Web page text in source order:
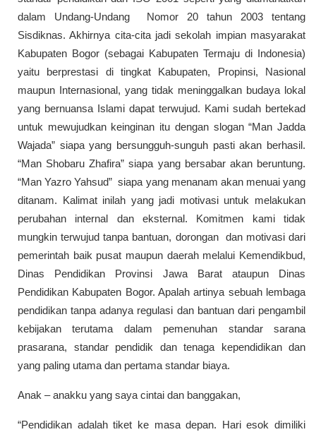
dalam Undang-Undang Nomor 20 tahun 2003 tentang
Sisdiknas. Akhirnya cita-cita jadi sekolah impian masyarakat
Kabupaten Bogor (sebagai Kabupaten Termaju di Indonesia)
yaitu berprestasi di tingkat Kabupaten, Propinsi, Nasional
maupun Internasional, yang tidak meninggalkan budaya lokal
yang bernuansa Islami dapat terwujud. Kami sudah bertekad
untuk mewujudkan keinginan itu dengan slogan “Man Jadda
Wajada” siapa yang bersungguh-sunguh pasti akan berhasil.
“Man Shobaru Zhafira” siapa yang bersabar akan beruntung.
“Man Yazro Yahsud” siapa yang menanam akan menuai yang
ditanam. Kalimat inilah yang jadi motivasi untuk melakukan
perubahan internal dan eksternal. Komitmen kami tidak
mungkin terwujud tanpa bantuan, dorongan dan motivasi dari
pemerintah baik pusat maupun daerah melalui Kemendikbud,
Dinas Pendidikan Provinsi Jawa Barat ataupun Dinas
Pendidikan Kabupaten Bogor. Apalah artinya sebuah lembaga
pendidikan tanpa adanya regulasi dan bantuan dari pengambil
kebijakan terutama dalam pemenuhan standar sarana
prasarana, standar pendidik dan tenaga kependidikan dan
yang paling utama dan pertama standar biaya.
Anak – anakku yang saya cintai dan banggakan,
“Pendidikan adalah tiket ke masa depan. Hari esok dimiliki